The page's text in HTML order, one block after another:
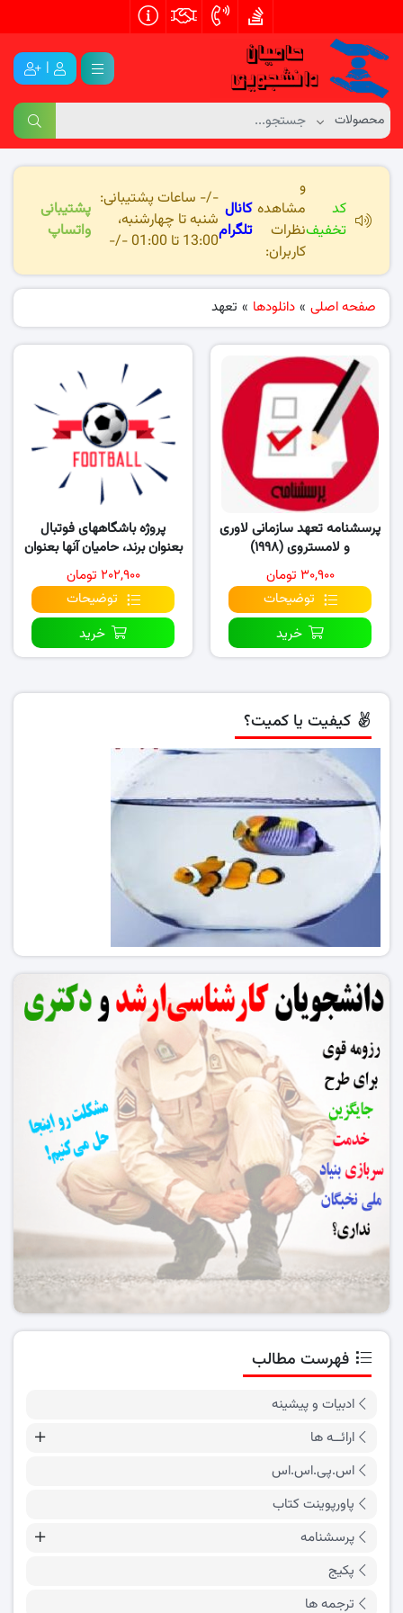
|
کد
تخفیف
و
مشاهده
نظرات
کاربران:
کانال
تلگرام
-/- ساعات پشتیبانی:
شنبه تا چهارشنبه،
13:00 تا 01:00 -/-
پشتیبانی
واتساپ
صفحه اصلی » دانلودها » تعهد
پرسشنامه تعهد سازمانی لاوری
و لامستروی (۱۹۹۸)
۳۰,۹۰۰ تومان
توضیحات
خرید
پروژه باشگاههای فوتبال
بعنوان برند، حامیان آنها بعنوان
مصرف کننده
۲۰۲,۹۰۰ تومان
توضیحات
خرید
کیفیت یا کمیت؟
فهرست مطالب
ادبیات و پیشینه
ارائــه ها
اس.پی.اس.اس
پاورپوینت کتاب
پرسشنامه
پکیج
ترجمه ها